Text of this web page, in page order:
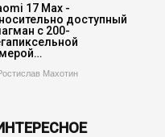
17 Max -
доступный
с 200-
Махотин